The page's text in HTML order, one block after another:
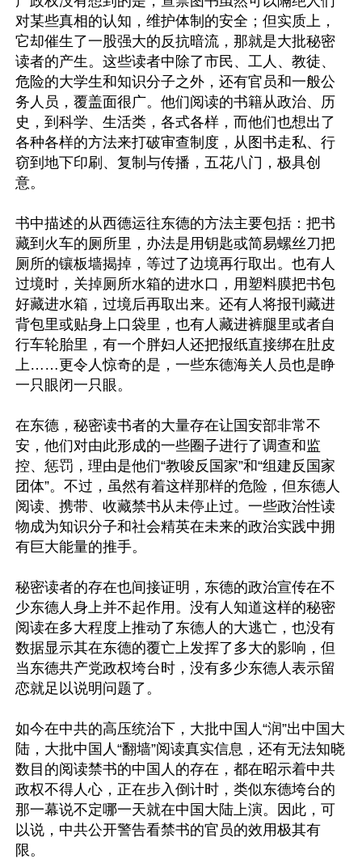
对某些真相的认知，维护体制的安全；但实质上，
它却催生了一股强大的反抗暗流，那就是大批秘密
读者的产生。这些读者中除了市民、工人、教徒、
危险的大学生和知识分子之外，还有官员和一般公
务人员，覆盖面很广。他们阅读的书籍从政治、历
史，到科学、生活类，各式各样，而他们也想出了
各种各样的方法来打破审查制度，从图书走私、行
窃到地下印刷、复制与传播，五花八门，极具创
意。
书中描述的从西德运往东德的方法主要包括：把书
藏到火车的厕所里，办法是用钥匙或简易螺丝刀把
厕所的镶板墙揭掉，等过了边境再行取出。也有人
过境时，关掉厕所水箱的进水口，用塑料膜把书包
好藏进水箱，过境后再取出来。还有人将报刊藏进
背包里或贴身上口袋里，也有人藏进裤腿里或者自
行车轮胎里，有一个胖妇人还把报纸直接绑在肚皮
上……更令人惊奇的是，一些东德海关人员也是睁
一只眼闭一只眼。
在东德，秘密读书者的大量存在让国安部非常不
安，他们对由此形成的一些圈子进行了调查和监
控、惩罚，理由是他们“教唆反国家”和“组建反国家
团体”。不过，虽然有着这样那样的危险，但东德人
阅读、携带、收藏禁书从未停止过。一些政治性读
物成为知识分子和社会精英在未来的政治实践中拥
有巨大能量的推手。
秘密读者的存在也间接证明，东德的政治宣传在不
少东德人身上并不起作用。没有人知道这样的秘密
阅读在多大程度上推动了东德人的大逃亡，也没有
数据显示其在东德的覆亡上发挥了多大的影响，但
当东德共产党政权垮台时，没有多少东德人表示留
恋就足以说明问题了。
如今在中共的高压统治下，大批中国人“润”出中国大
陆，大批中国人“翻墙”阅读真实信息，还有无法知晓
数目的阅读禁书的中国人的存在，都在昭示着中共
政权不得人心，正在步入倒计时，类似东德垮台的
那一幕说不定哪一天就在中国大陆上演。因此，可
以说，中共公开警告看禁书的官员的效用极其有
限。